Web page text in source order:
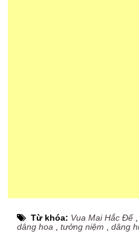
Từ khóa: Vua Mai Hắc Đế
dâng hoa ,tưởng niệm ,dâng